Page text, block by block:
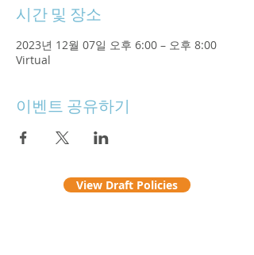
시간 및 장소
2023년 12월 07일 오후 6:00 – 오후 8:00
Virtual
이벤트 공유하기
View Draft Policies